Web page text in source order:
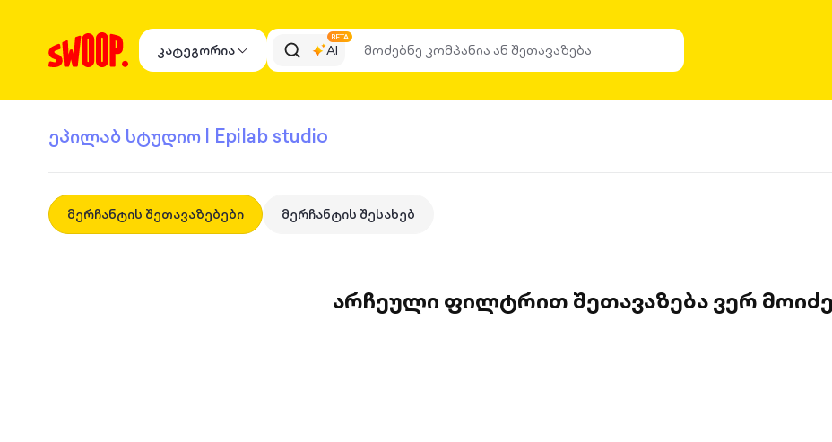
კატეგორია AI
BETA
ეპილაბ სტუდიო | Epilab studio
მერჩანტის შეთავაზებები მერჩანტის შესახებ
არჩეული ფილტრით შეთავაზება ვერ